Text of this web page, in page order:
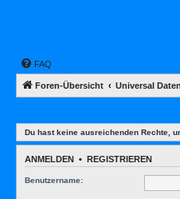
FAQ
Foren-Übersicht Universal
Du hast keine ausreichenden Rechte,
ANMELDEN • REGISTRIEREN
Benutzername: